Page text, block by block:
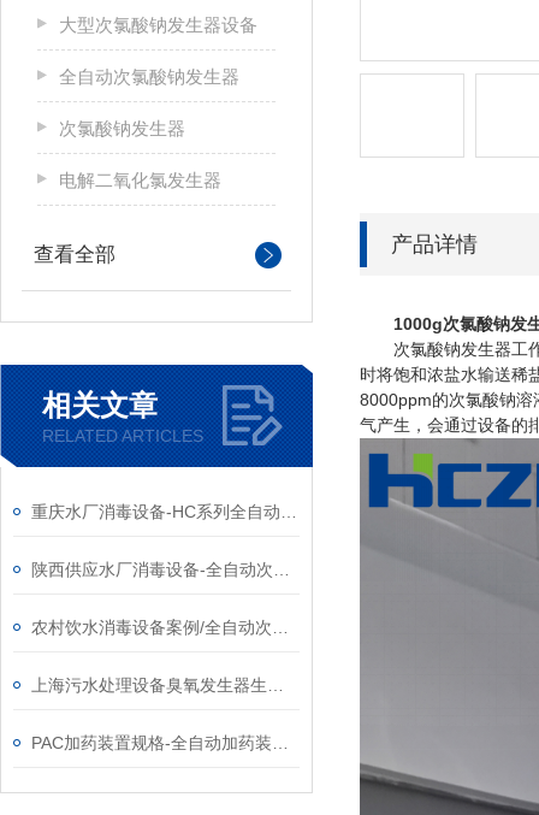
大型次氯酸钠发生器设备
全自动次氯酸钠发生器
次氯酸钠发生器
电解二氧化氯发生器
查看全部
相关文章
RELATED ARTICLES
产品详情
1000g次氯酸钠发
次氯酸钠发生器工作
时将饱和浓盐水输送稀
8000ppm的次氯酸钠溶
气产生，会通过设备的